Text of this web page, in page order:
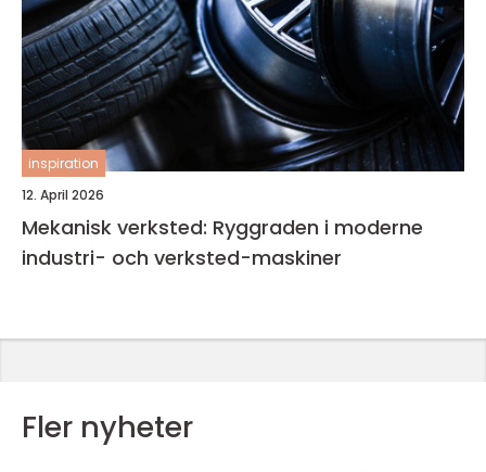
inspiration
12. April 2026
Mekanisk verksted: Ryggraden i moderne
industri- och verksted-maskiner
Fler nyheter